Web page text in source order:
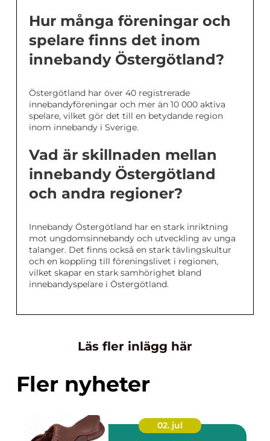
Hur många föreningar och
spelare finns det inom
innebandy Östergötland?
Östergötland har över 40 registrerade
innebandyföreningar och mer än 10 000 aktiva
spelare, vilket gör det till en betydande region
inom innebandy i Sverige.
Vad är skillnaden mellan
innebandy Östergötland
och andra regioner?
Innebandy Östergötland har en stark inriktning
mot ungdomsinnebandy och utveckling av unga
talanger. Det finns också en stark tävlingskultur
och en koppling till föreningslivet i regionen,
vilket skapar en stark samhörighet bland
innebandyspelare i Östergötland.
Läs fler inlägg här
Fler nyheter
02. jul